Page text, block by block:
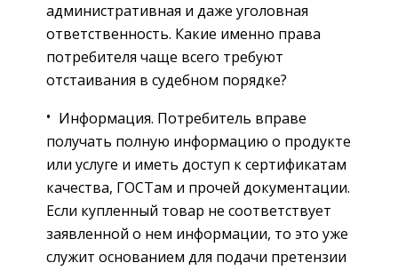
административная и даже уголовная
ответственность. Какие именно права
потребителя чаще всего требуют
отстаивания в судебном порядке?
Информация. Потребитель вправе
получать полную информацию о продукте
или услуге и иметь доступ к сертификатам
качества, ГОСТам и прочей документации.
Если купленный товар не соответствует
заявленной о нем информации, то это уже
служит основанием для подачи претензии